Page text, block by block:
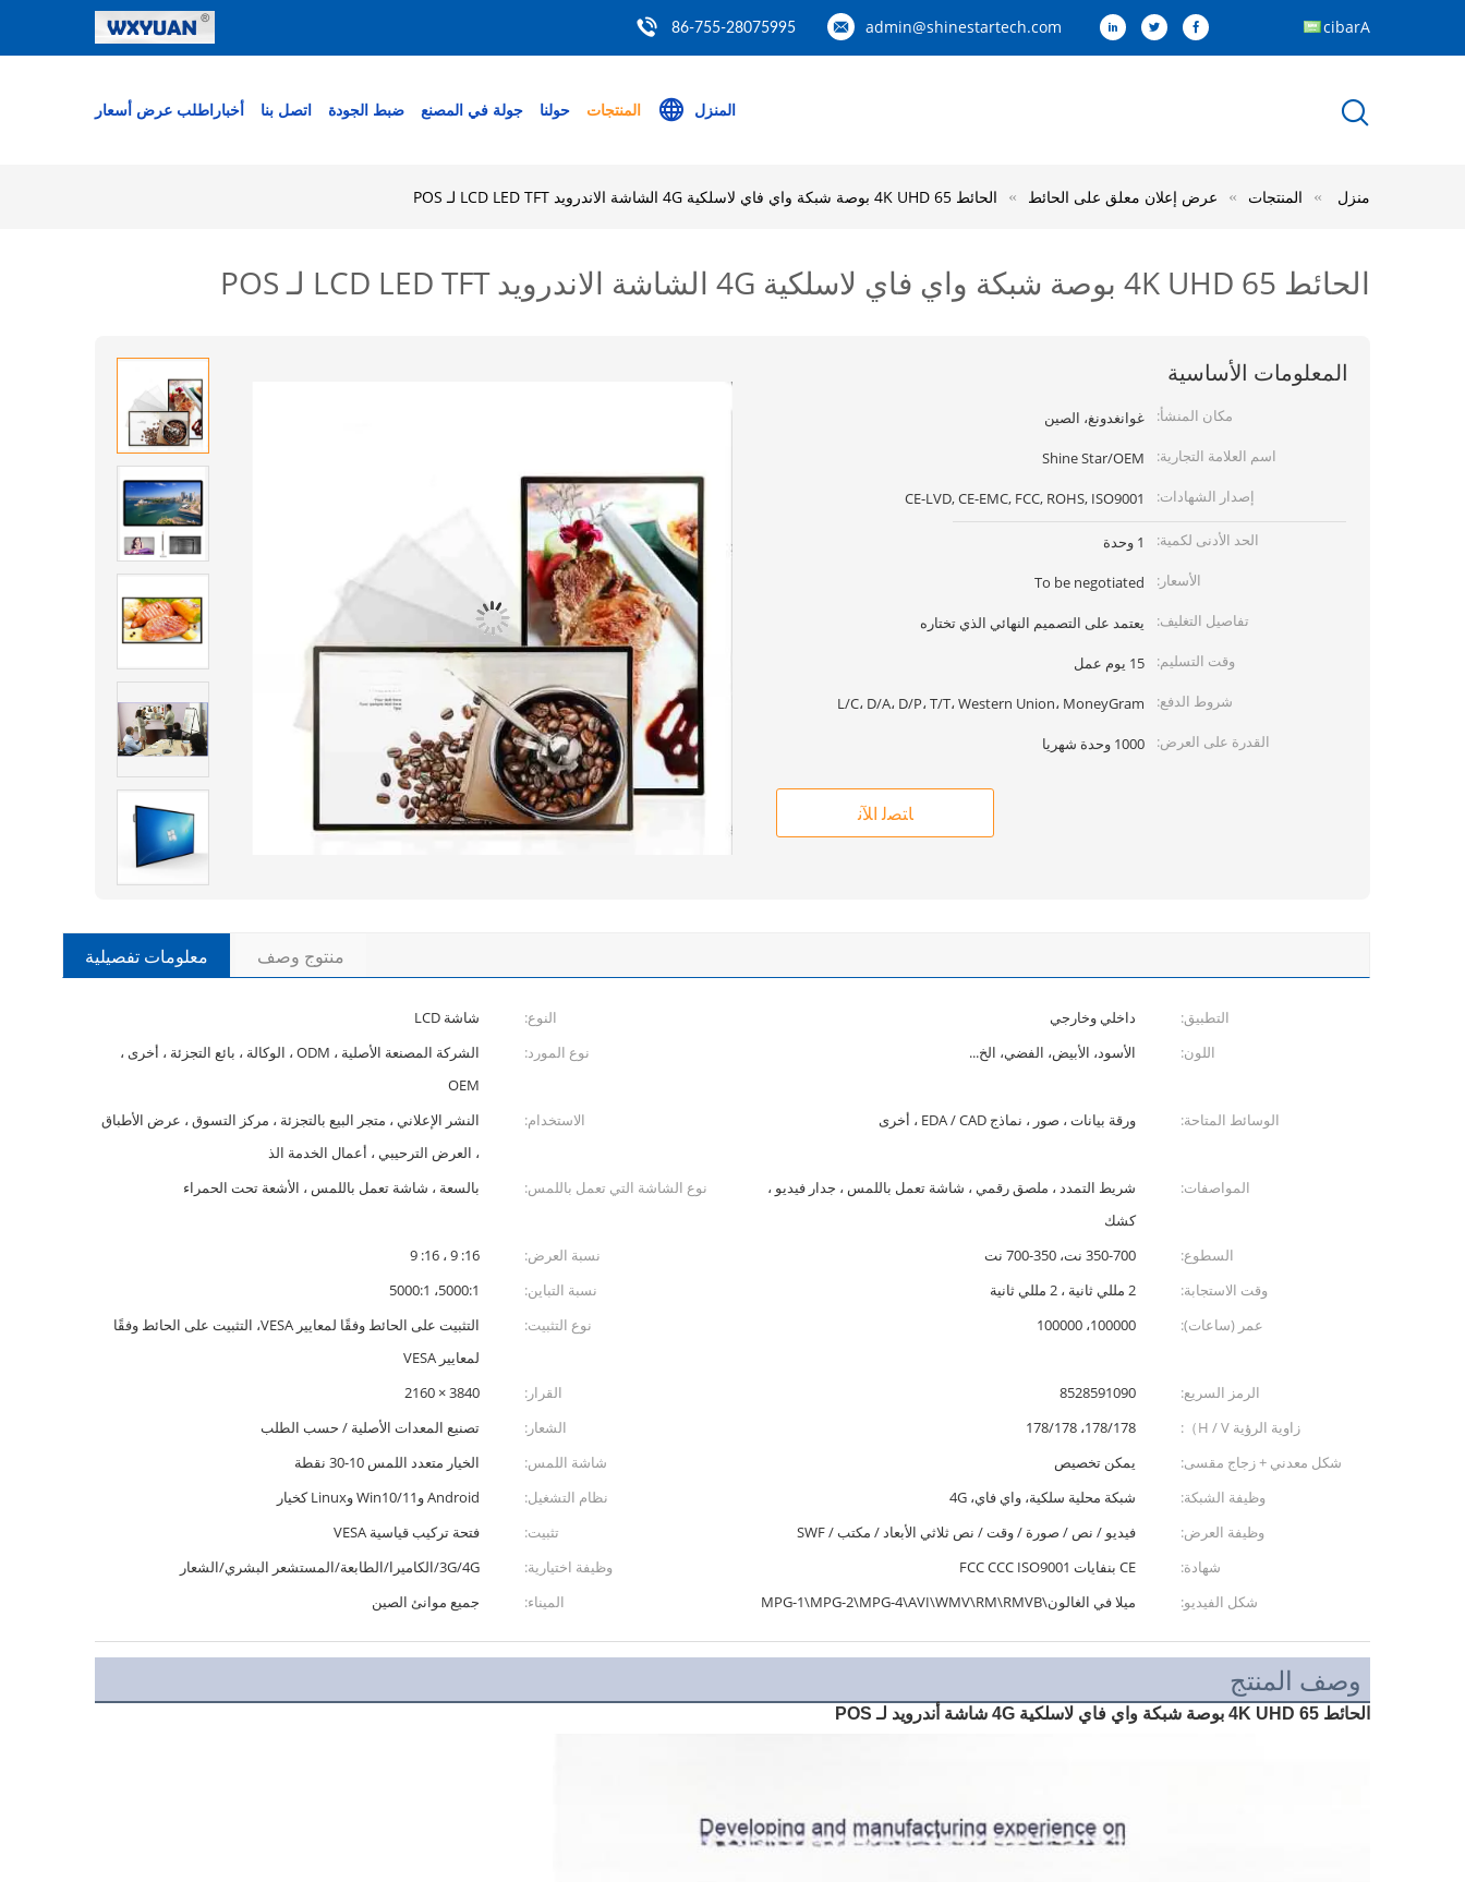
admin@shinestartech.com
86-755-28075995 Arabic
المنزل المنتجات حولنا جولة في المصنع ضبط الجودة اتصل بنا أخبار اطلب عرض أسعار
منزل المنتجات عرض إعلان معلق على الحائط الحائط 4K UHD 65 بوصة شبكة واي فاي لاسلكية 4G الشاشة الاندرويد LCD LED TFT لـ POS
الحائط 4K UHD 65 بوصة شبكة واي فاي لاسلكية 4G الشاشة الاندرويد LCD LED TFT لـ POS
المعلومات الأساسية
مكان المنشأ:
غوانغدونغ، الصين
اسم العلامة التجارية:
Shine Star/OEM
إصدار الشهادات:
CE-LVD, CE-EMC, FCC, ROHS, ISO9001
الحد الأدنى لكمية:
1 وحدة
الأسعار:
To be negotiated
تفاصيل التغليف:
يعتمد على التصميم النهائي الذي تختاره
وقت التسليم:
15 يوم عمل
شروط الدفع:
L/C، D/A، D/P، T/T، Western Union، MoneyGram
القدرة على العرض:
1000 وحدة شهريا
ﺎﺘﺼﻟ ﺍﻶﻧ
معلومات تفصيلية منتوج وصف
التطبيق: داخلي وخارجي النوع:
شاشة LCD
اللون:
الأسود، الأبيض، الفضي، الخ... نوع المورد:
الشركة المصنعة الأصلية ، ODM ، الوكالة ، بائع التجزئة ، أخرى ،
OEM
الوسائط المتاحة:
ورقة بيانات ، صور ، نماذج EDA / CAD ، أخرى الاستخدام:
النشر الإعلاني ، متجر البيع بالتجزئة ، مركز التسوق ، عرض الأطباق
، العرض الترحيبي ، أعمال الخدمة الذ
المواصفات:
شريط التمدد ، ملصق رقمي ، شاشة تعمل باللمس ، جدار فيديو ،
كشك
نوع الشاشة التي تعمل باللمس: بالسعة ، شاشة تعمل باللمس ، الأشعة تحت الحمراء
السطوع: 350-700 نت، 350-700 نت نسبة العرض:
16: 9 ، 16: 9
وقت الاستجابة:
2 مللي ثانية ، 2 مللي ثانية نسبة التباين:
5000:1، 5000:1
عمر (ساعات):
100000، 100000 نوع التثبيت:
التثبيت على الحائط وفقًا لمعايير VESA، التثبيت على الحائط وفقًا
لمعايير VESA
الرمز السريع:
8528591090 القرار:
3840 × 2160
زاوية الرؤية H / V）:
178/178، 178/178 الشعار:
تصنيع المعدات الأصلية / حسب الطلب
شكل معدني + زجاج مقسى:
يمكن تخصيص شاشة اللمس:
الخيار متعدد اللمس 10-30 نقطة
وظيفة الشبكة:
شبكة محلية سلكية، واي فاي، 4G نظام التشغيل:
Android وWin10/11 وLinux كخيار
وظيفة العرض:
فيديو / نص / صورة / وقت / نص ثلاثي الأبعاد / مكتب / SWF تثبيت:
فتحة تركيب قياسية VESA
شهادة:
CE بنفايات FCC CCC ISO9001 وظيفة اختيارية:
3G/4G/الكاميرا/الطابعة/المستشعر البشري/الشعار
شكل الفيديو:
ميلا في الغالون\MPG-1\MPG-2\MPG-4\AVI\WMV\RM\RMVB الميناء: جميع موانئ الصين
وصف المنتج
الحائط 4K UHD 65 بوصة شبكة واي فاي لاسلكية 4G شاشة أندرويد لـ POS